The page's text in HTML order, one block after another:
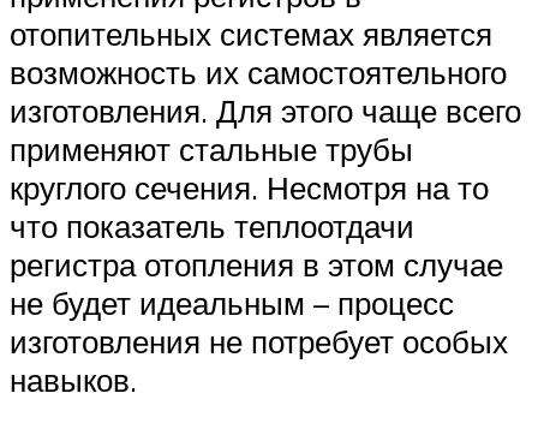
отопительных системах является
возможность их самостоятельного
изготовления. Для этого чаще всего
применяют стальные трубы
круглого сечения. Несмотря на то
что показатель теплоотдачи
регистра отопления в этом случае
не будет идеальным – процесс
изготовления не потребует особых
навыков.